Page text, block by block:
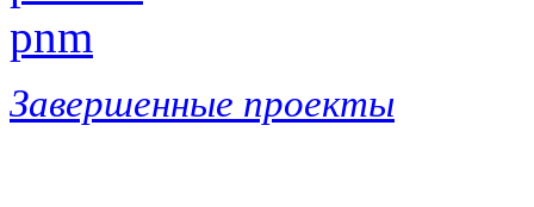
Завершенные проекты